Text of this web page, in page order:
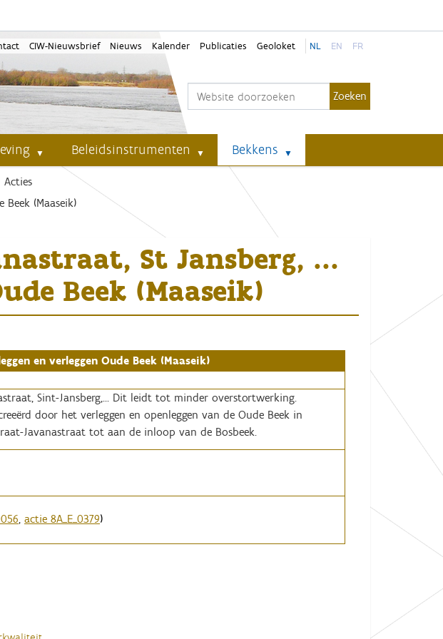
CIW-Nieuwsbrief Nieuws Kalender Publicaties Geoloket NL EN FR
Beleidsinstrumenten Bekkens
Acties
(Maaseik)
St Jansberg, …
Beek (Maaseik)
en verleggen Oude Beek (Maaseik)
Sint-Jansberg,... Dit leidt tot minder overstortwerking.
door het verleggen en openleggen van de Oude Beek in
Javanastraat tot aan de inloop van de Bosbeek.
actie 8A_E_0379)